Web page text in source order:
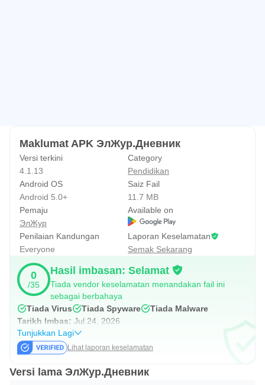
Maklumat APK ЭлЖур.Дневник
Versi terkini
4.1.13
Category
Pendidikan
Android OS
Android 5.0+
Saiz Fail
11.7 MB
Pemaju
ЭлЖур
Available on
Penilaian Kandungan
Everyone
Laporan Keselamatan
Semak Sekarang
0
/35
Hasil imbasan: Selamat
Tiada vendor keselamatan menandakan fail ini
sebagai berbahaya
Tiada Virus
Tiada Spyware
Tiada Malware
Tarikh Imbas: Jul 24, 2026
Tunjukkan Lagi
Lihat laporan keselamatan
Versi lama ЭлЖур.Дневник